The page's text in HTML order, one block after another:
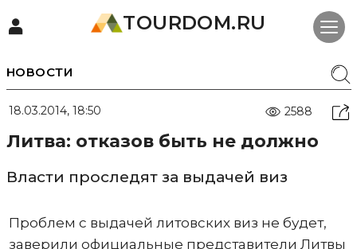
TOURDOM.RU
НОВОСТИ
18.03.2014, 18:50 2588
Литва: отказов быть не должно
Власти проследят за выдачей виз
Проблем с выдачей литовских виз не будет,
заверили официальные представители Литвы